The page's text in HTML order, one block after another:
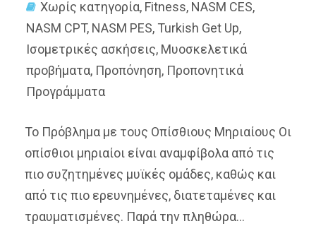
Χωρίς κατηγορία, Fitness, NASM CES,
NASM CPT, NASM PES, Turkish Get Up,
Ισομετρικές ασκήσεις, Μυοσκελετικά
προβήματα, Προπόνηση, Προπονητικά
Προγράμματα
Το Πρόβλημα με τους Οπίσθιους Μηριαίους Οι
οπίσθιοι μηριαίοι είναι αναμφίβολα από τις
πιο συζητημένες μυϊκές ομάδες, καθώς και
από τις πιο ερευνημένες, διατεταμένες και
τραυματισμένες. Παρά την πληθώρα...